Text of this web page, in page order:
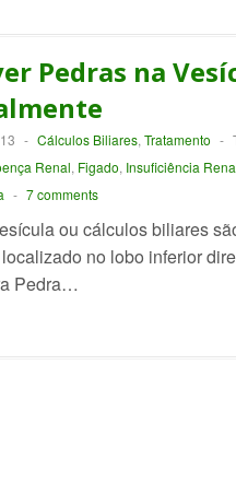
Pedras na
- Cálculos Biliares, Tratamento -
Renal, Figado, Insuficiência
- 7 comments
ou cálculos biliares
no lobo inferior
Pedra…